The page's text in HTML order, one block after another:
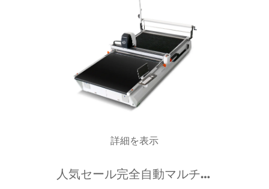
詳細を表示
人気の高精度全自動CNC革切